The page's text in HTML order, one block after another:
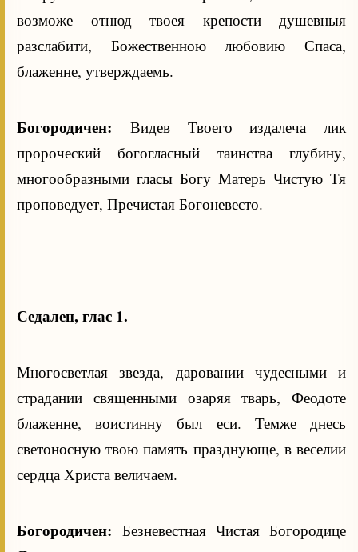
возможе отнюд твоея крепости душевныя
разслабити, Божественною любовию Спаса,
блаженне, утверждаемь.
Богородичен: Видев Твоего издалеча лик
пророческий богогласный таинства глубину,
многообразными гласы Богу Матерь Чистую Тя
проповедует, Пречистая Богоневесто.
Седален, глас 1.
Многосветлая звезда, даровании чудесными и
страдании священными озаряя тварь, Феодоте
блаженне, воистинну был еси. Темже днесь
светоносную твою память празднующе, в веселии
сердца Христа величаем.
Богородичен: Безневестная Чистая Богородице